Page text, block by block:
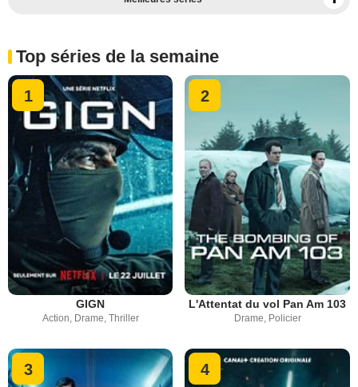
Nouvelles saisons attendues
Toutes les vidéos de séries
Tous les teasers de séries
Top séries de la semaine
1
GIGN
Action, Drame, Thriller
2
L'Attentat du vol Pan Am 103
Drame, Policier
3 4